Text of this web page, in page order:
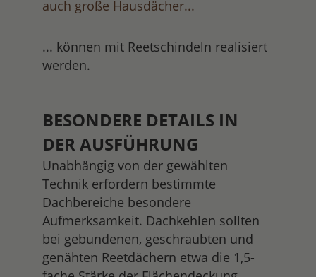
auch große Hausdächer...
... können mit Reetschindeln realisiert
werden.
BESONDERE DETAILS IN
DER AUSFÜHRUNG
Unabhängig von der gewählten
Technik erfordern bestimmte
Dachbereiche besondere
Aufmerksamkeit. Dachkehlen sollten
bei gebundenen, geschraubten und
genähten Reetdächern etwa die 1,5-